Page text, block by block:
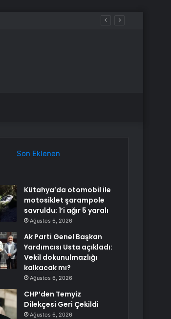
Son Eklenen
Kütahya’da otomobil ile
motosiklet şarampole
savruldu: 1’i ağır 5 yaralı
Ağustos 6, 2026
Ak Parti Genel Başkan
Yardımcısı Usta açıkladı:
Vekil dokunulmazlığı
kalkacak mı?
Ağustos 6, 2026
CHP’den Temyiz
Dilekçesi Geri Çekildi
Ağustos 6, 2026